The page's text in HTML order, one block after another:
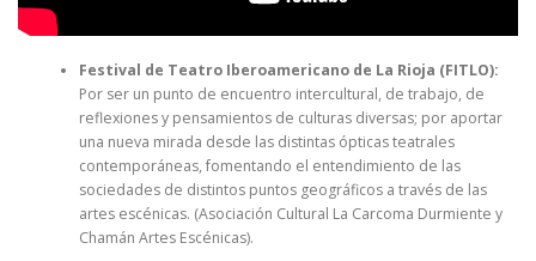
Festival de Teatro Iberoamericano de La Rioja (FITLO):
Por ser un punto de encuentro intercultural, de trabajo, de
reflexiones y pensamientos de culturas diversas; por aportar
una nueva mirada desde las distintas ópticas teatrales
contemporáneas, fomentando el entendimiento de las
sociedades de distintos puntos geográficos a través de las
artes escénicas. (Asociación Cultural La Carcoma Durmiente y
Chamán Artes Escénicas).